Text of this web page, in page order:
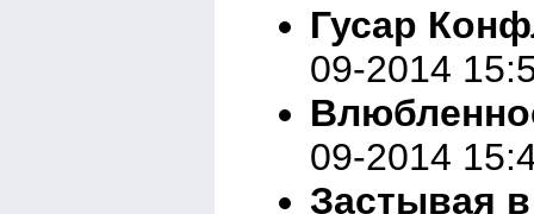
Гусар
09-2014
09-2014
Застывая